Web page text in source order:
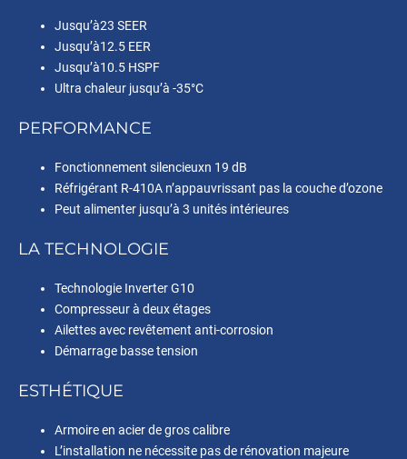
Jusqu’à23 SEER
Jusqu’à12.5 EER
Jusqu’à10.5 HSPF
Ultra chaleur jusqu’à -35°C
PERFORMANCE
Fonctionnement silencieuxn 19 dB
Réfrigérant R-410A n’appauvrissant pas la couche d’ozone
Peut alimenter jusqu’à 3 unités intérieures
LA TECHNOLOGIE
Technologie Inverter G10
Compresseur à deux étages
Ailettes avec revêtement anti-corrosion
Démarrage basse tension
ESTHÉTIQUE
Armoire en acier de gros calibre
L’installation ne nécessite pas de rénovation majeure